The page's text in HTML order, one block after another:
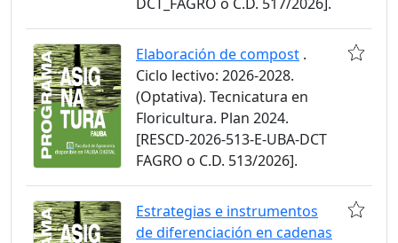
Elaboración de compost .
Ciclo lectivo: 2026-2028.
(Optativa). Tecnicatura en
Floricultura. Plan 2024.
[RESCD-2026-513-E-UBA-DCT
FAGRO o C.D. 513/2026].
Estrategias e instrumentos
de diferenciación en cadenas